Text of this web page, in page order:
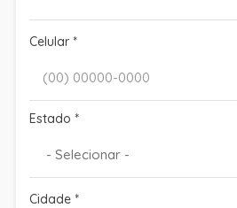
Celular *
Estado *
Cidade *